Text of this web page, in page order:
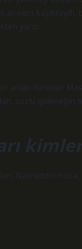
annem
yardı.
anlatı türüdür.
sözlü geleneğin
Nasreddin Hoca,